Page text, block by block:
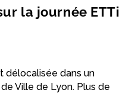
la journée ETTi
délocalisée dans un
Ville de Lyon. Plus de